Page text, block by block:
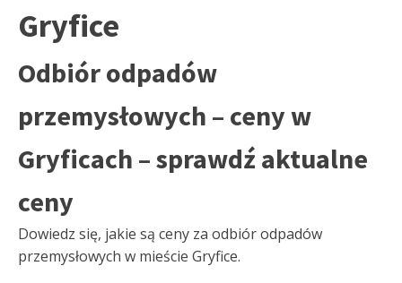
Gryfice
Odbiór odpadów
przemysłowych – ceny w
Gryficach – sprawdź aktualne
ceny
Dowiedz się, jakie są ceny za odbiór odpadów
przemysłowych w mieście Gryfice.